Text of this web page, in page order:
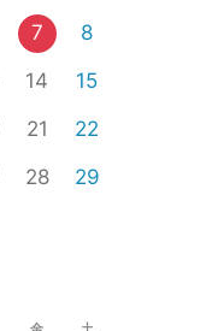
7
8
14
15
21
22
28
29